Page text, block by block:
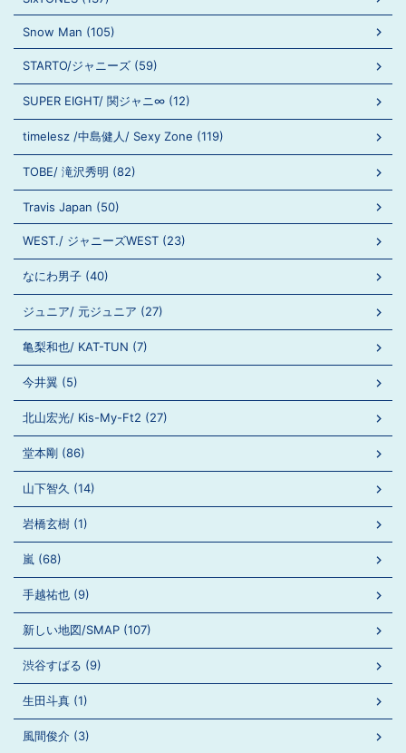
Snow Man (105)
STARTO/ジャニーズ (59)
SUPER EIGHT/ 関ジャニ∞ (12)
timelesz /中島健人/ Sexy Zone (119)
TOBE/ 滝沢秀明 (82)
Travis Japan (50)
WEST./ ジャニーズWEST (23)
なにわ男子 (40)
ジュニア/ 元ジュニア (27)
亀梨和也/ KAT-TUN (7)
今井翼 (5)
北山宏光/ Kis-My-Ft2 (27)
堂本剛 (86)
山下智久 (14)
岩橋玄樹 (1)
嵐 (68)
手越祐也 (9)
新しい地図/SMAP (107)
渋谷すばる (9)
生田斗真 (1)
風間俊介 (3)